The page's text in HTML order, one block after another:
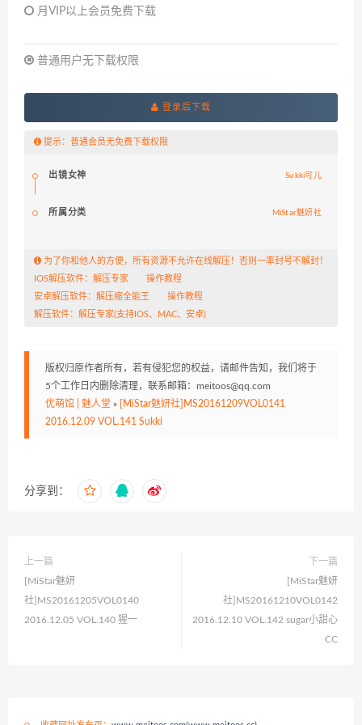
月VIP以上会员免费下载
普通用户无下载权限
登录后下载
提示：普通会员无免费下载权限
出镜女神 Sukki可儿
所属分类 MiStar魅妍社
为了你和他人的方便，所有资源不允许在线解压！否则一率封号不解封！
IOS解压软件： 解压专家
操作教程
安卓解压软件： 解压缩全能王
操作教程
解压软件： 解压专家(支持IOS、MAC、安卓)
版权归原作者所有，若有侵犯您的权益，请邮件告知，我们将于
5个工作日内删除清理，联系邮箱：meitoos@qq.com
优萌馆 | 魅人堂 »
[MiStar魅妍社]MS20161209VOL0141
2016.12.09 VOL.141 Sukki
分享到：
上一篇
[MiStar魅妍
社]MS20161205VOL0140
2016.12.05 VOL.140 猩一
下一篇
[MiStar魅妍
社]MS20161210VOL0142
2016.12.10 VOL.142 sugar小甜心
CC